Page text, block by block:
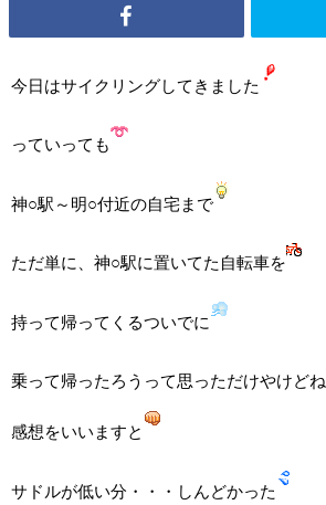
今日はサイクリングしてきました
っていっても
神○駅～明○付近の自宅まで
ただ単に、神○駅に置いてた自転車を
持って帰ってくるついでに
乗って帰ったろうって思っただけやけどね
感想をいいますと
サドルが低い分・・・しんどかった